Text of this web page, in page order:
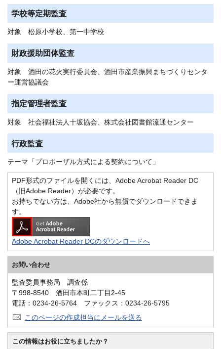
学校等定期監査
対象 松原小学校、第一中学校
財政援助団体監査
対象 酒田の花火実行委員会、酒田市産業振興まちづくりセンタ
ー運営協議会
指定管理者監査
対象 社会福祉法人十坂協会、株式会社図書館流通センター
行政監査
テーマ「プロポーザル方式による契約について」
PDF形式のファイルを開くには、Adobe Acrobat Reader DC
（旧Adobe Reader）が必要です。
お持ちでない方は、Adobe社から無償でダウンロードできま
す。
Adobe Acrobat Reader DCのダウンロードへ
お問い合わせ
監査委員事務局 調査係
〒998-8540 酒田市本町二丁目2-45
電話：0234-26-5764 ファックス：0234-26-5795
このページの作成担当にメールを送る
この情報はお役に立ちましたか？